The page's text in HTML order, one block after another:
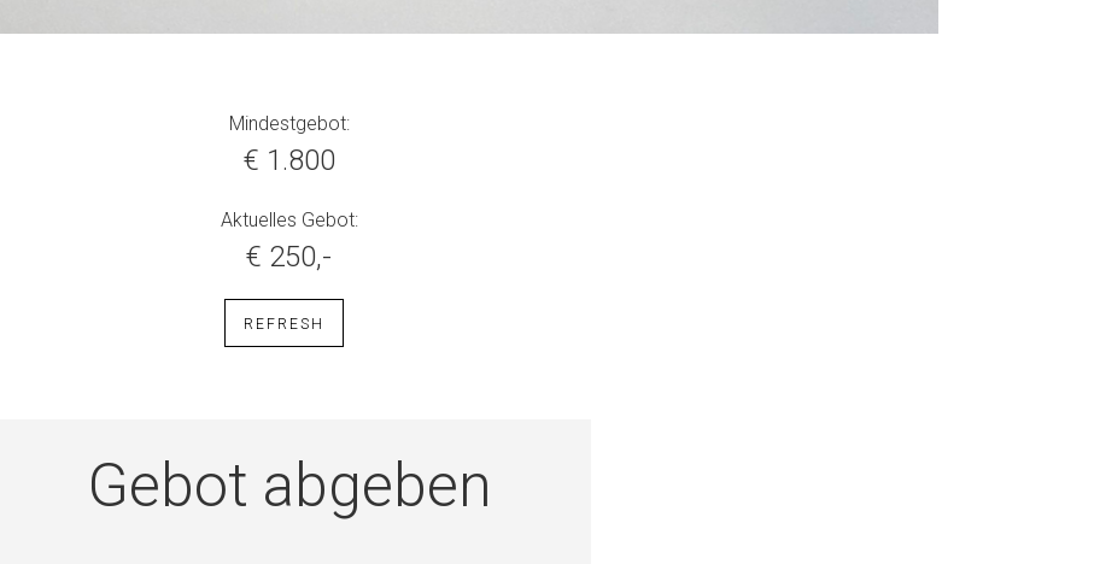
Mindestgebot:
€ 1.800
Aktuelles Gebot:
€ 250,-
REFRESH
Gebot abgeben